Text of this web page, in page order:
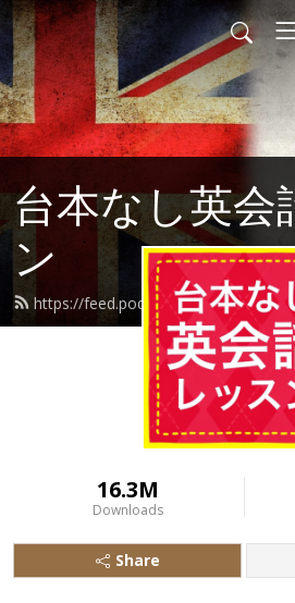
台本なし英会
ン
https://feed.podbean.com/
16.3M
Downloads
Share